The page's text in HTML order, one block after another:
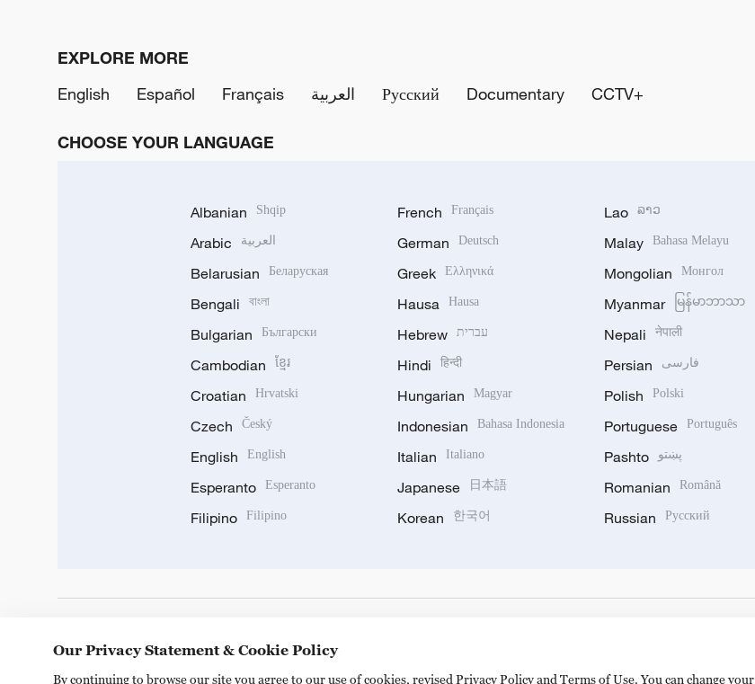
EXPLORE MORE
English
Español Français العربية Русский Documentary CCTV+
CHOOSE YOUR LANGUAGE
Albanian Shqip
Arabic العربية
Belarusian Беларуская
Bengali বাংলা
Bulgarian Български
Cambodian ខ្មែរ
Croatian Hrvatski
Czech Český
English English
Esperanto Esperanto
Filipino Filipino
French Français
German Deutsch
Greek Ελληνικά
Hausa Hausa
Hebrew עברית
Hindi हिन्दी
Hungarian Magyar
Indonesian Bahasa Indonesia
Italian Italiano
Japanese 日本語
Korean 한국어
Lao ລາວ
Malay Bahasa Melayu
Mongolian Монгол
Myanmar မြန်မာဘာသာ
Nepali नेपाली
Persian فارسی
Polish Polski
Portuguese Português
Pashto پښتو
Romanian Română
Russian Русский
Our Privacy Statement & Cookie Policy
By continuing to browse our site you agree to our use of cookies, revised Privacy Policy and Terms of Use. You can change your